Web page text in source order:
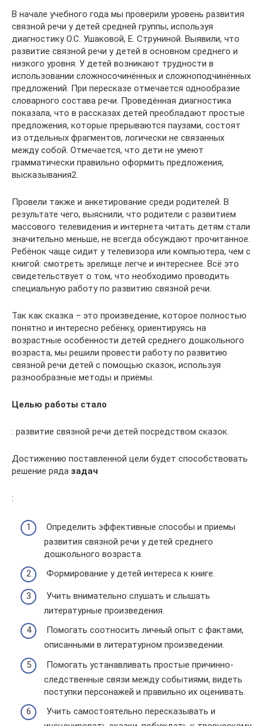
В начале учебного года мы проверили уровень развития
связной речи у детей средней группы, используя
диагностику О.С. Ушаковой, Е. Струниной. Выявили, что
развитие связной речи у детей в основном среднего и
низкого уровня. У детей возникают трудности в
использовании сложносочинённых и сложноподчинённых
предложений. При пересказе отмечается однообразие
словарного состава речи. Проведённая диагностика
показала, что в рассказах детей преобладают простые
предложения, которые прерываются паузами, состоят
из отдельных фрагментов, логически не связанных
между собой. Отмечается, что дети не умеют
грамматически правильно оформить предложения,
высказывания2.
Провели также и анкетирование среди родителей. В
результате чего, выяснили, что родители с развитием
массового телевидения и интернета читать детям стали
значительно меньше, не всегда обсуждают прочитанное.
Ребёнок чаще сидит у телевизора или компьютера, чем с
книгой: смотреть зрелище легче и интереснее. Всё это
свидетельствует о том, что необходимо проводить
специальную работу по развитию связной речи.
Так как сказка – это произведение, которое полностью
понятно и интересно ребёнку, ориентируясь на
возрастные особенности детей среднего дошкольного
возраста, мы решили провести работу по развитию
связной речи детей с помощью сказок, используя
разнообразные методы и приёмы.
Целью работы стало
: развитие связной речи детей посредством сказок.
Достижению поставленной цели будет способствовать
решение ряда задач
:
Определить эффективные способы и приемы
развития связной речи у детей среднего
дошкольного возраста.
Формирование у детей интереса к книге.
Учить внимательно слушать и слышать
литературные произведения.
Помогать соотносить личный опыт с фактами,
описанными в литературном произведении.
Помогать устанавливать простые причинно-
следственные связи между событиями, видеть
поступки персонажей и правильно их оценивать.
Учить самостоятельно пересказывать и